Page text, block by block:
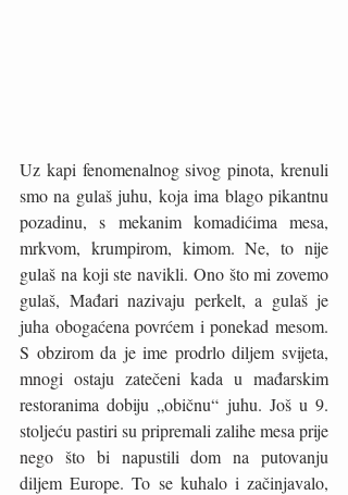
Uz kapi fenomenalnog sivog pinota, krenuli
smo na gulaš juhu, koja ima blago pikantnu
pozadinu, s mekanim komadićima mesa,
mrkvom, krumpirom, kimom. Ne, to nije
gulaš na koji ste navikli. Ono što mi zovemo
gulaš, Mađari nazivaju perkelt, a gulaš je
juha obogaćena povrćem i ponekad mesom.
S obzirom da je ime prodrlo diljem svijeta,
mnogi ostaju zatečeni kada u mađarskim
restoranima dobiju „običnu“ juhu. Još u 9.
stoljeću pastiri su pripremali zalihe mesa prije
nego što bi napustili dom na putovanju
diljem Europe. To se kuhalo i začinjavalo,